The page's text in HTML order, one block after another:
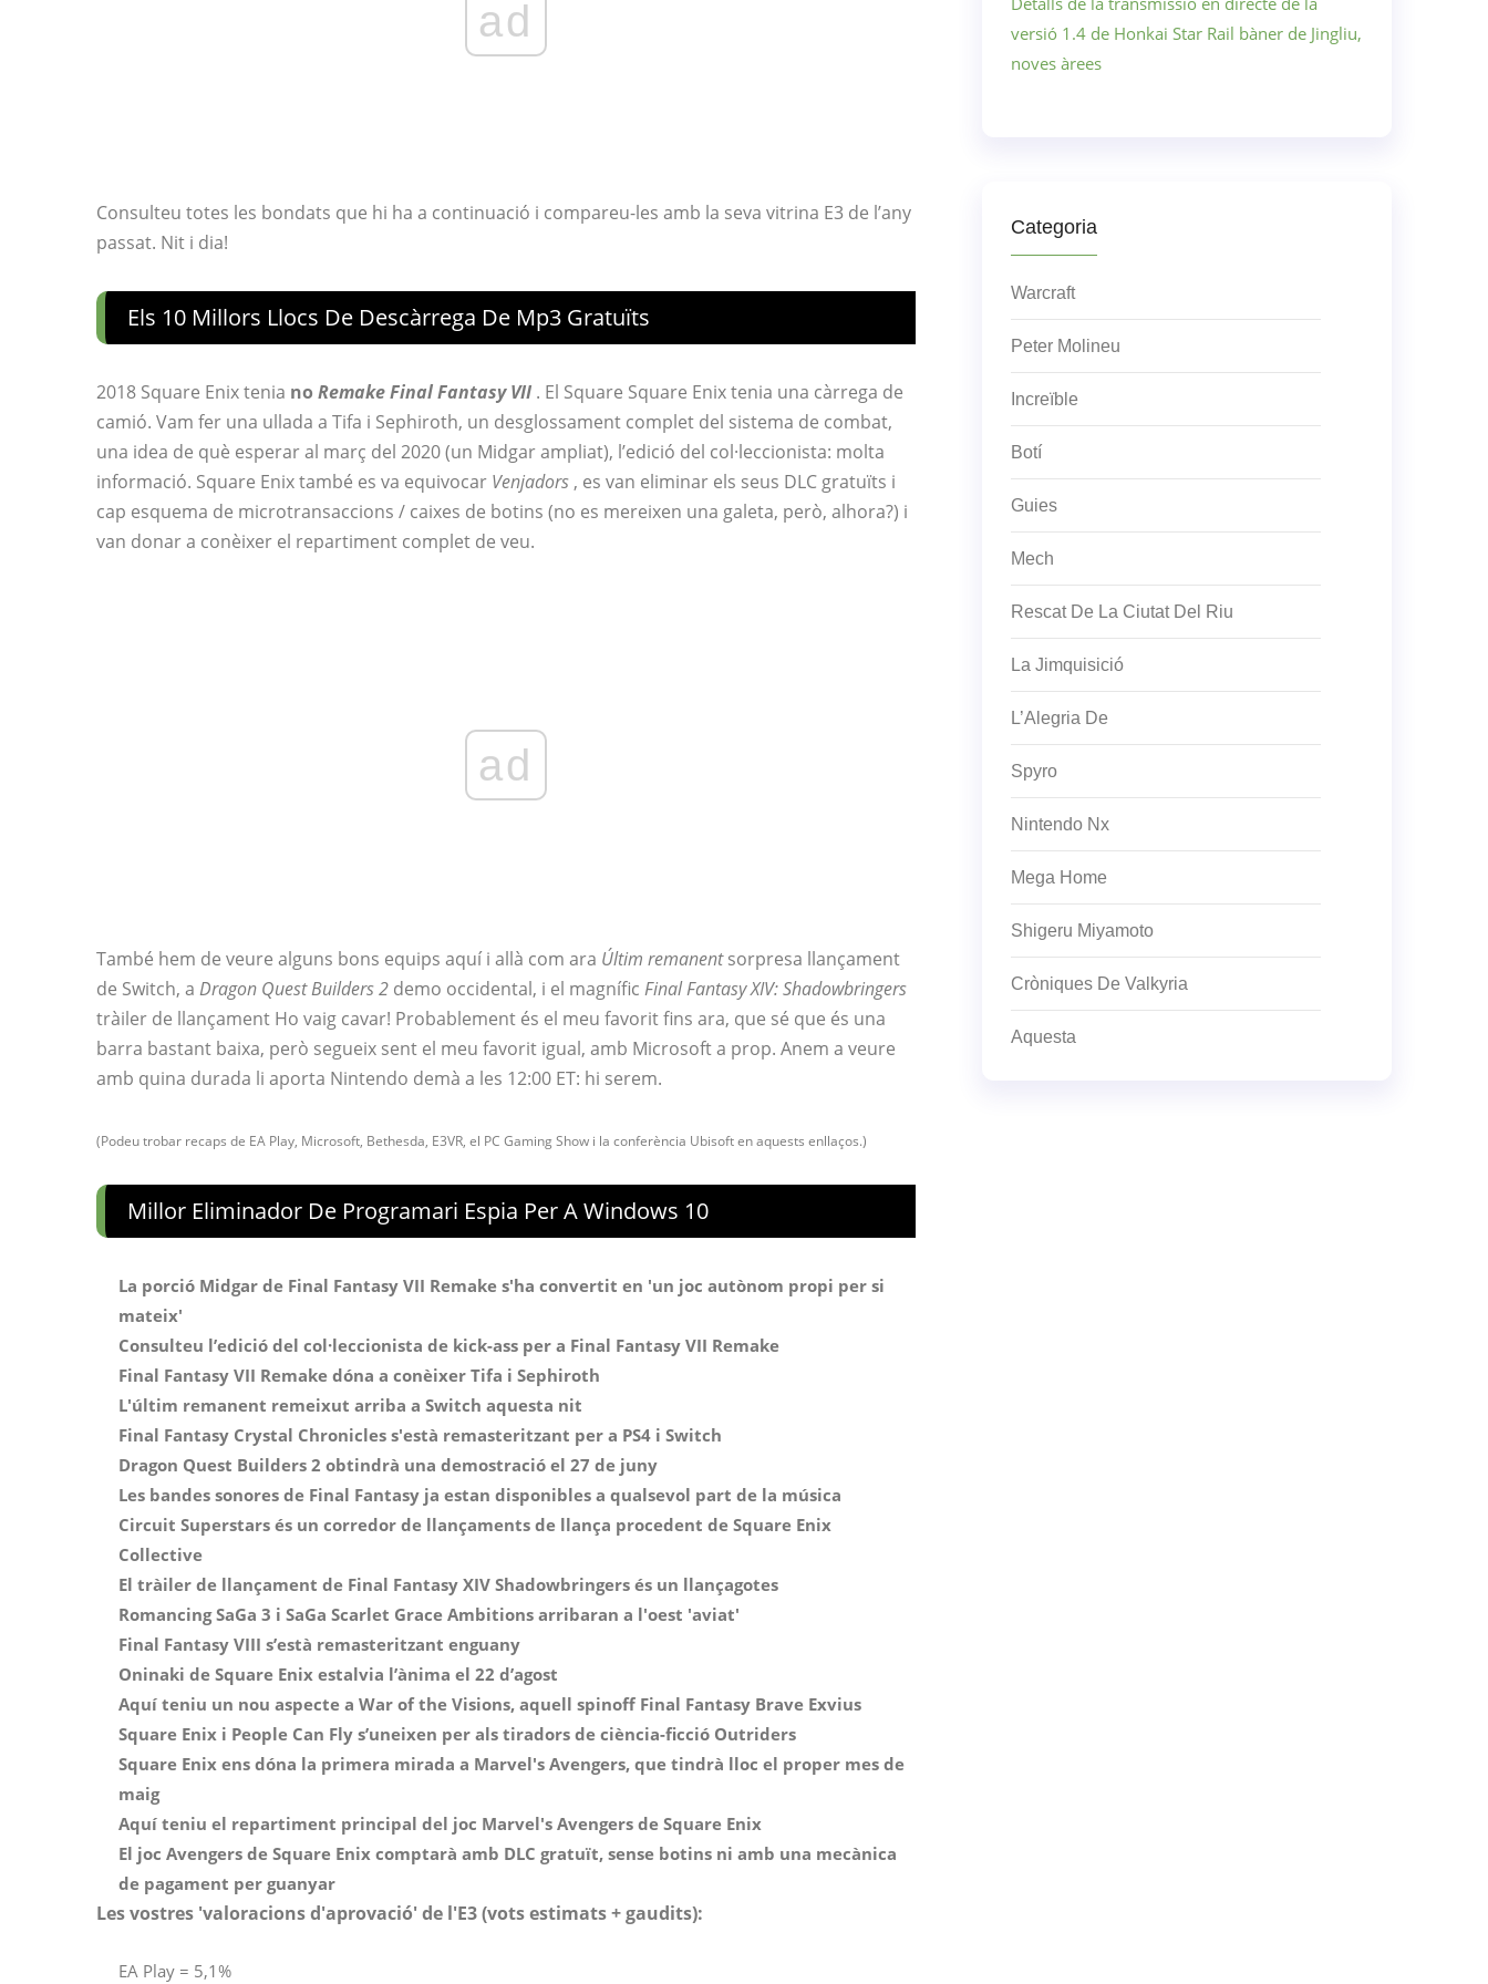
ad
Consulteu totes les bondats que hi ha a continuació i compareu-les amb la seva vitrina E3 de l’any
passat. Nit i dia!
Els 10 Millors Llocs De Descàrrega De Mp3 Gratuïts
2018 Square Enix tenia no Remake Final Fantasy VII . El Square Square Enix tenia una càrrega de
camió. Vam fer una ullada a Tifa i Sephiroth, un desglossament complet del sistema de combat,
una idea de què esperar al març del 2020 (un Midgar ampliat), l’edició del col·leccionista: molta
informació. Square Enix també es va equivocar Venjadors , es van eliminar els seus DLC gratuïts i
cap esquema de microtransaccions / caixes de botins (no es mereixen una galeta, però, alhora?) i
van donar a conèixer el repartiment complet de veu.
ad
També hem de veure alguns bons equips aquí i allà com ara Últim remanentsorpresa llançament
de Switch, a Dragon Quest Builders 2 demo occidental, i el magnífic Final Fantasy XIV: Shadowbringers
tràiler de llançament Ho vaig cavar! Probablement és el meu favorit fins ara, que sé que és una
barra bastant baixa, però segueix sent el meu favorit igual, amb Microsoft a prop. Anem a veure
amb quina durada li aporta Nintendo demà a les 12:00 ET: hi serem.
(Podeu trobar recaps de EA Play, Microsoft, Bethesda, E3VR, el PC Gaming Show i la conferència Ubisoft en aquests enllaços.)
Millor Eliminador De Programari Espia Per A Windows 10
La porció Midgar de Final Fantasy VII Remake s'ha convertit en 'un joc autònom propi per si
mateix'
Consulteu l’edició del col·leccionista de kick-ass per a Final Fantasy VII Remake
Final Fantasy VII Remake dóna a conèixer Tifa i Sephiroth
L'últim remanent remeixut arriba a Switch aquesta nit
Final Fantasy Crystal Chronicles s'està remasteritzant per a PS4 i Switch
Dragon Quest Builders 2 obtindrà una demostració el 27 de juny
Les bandes sonores de Final Fantasy ja estan disponibles a qualsevol part de la música
Circuit Superstars és un corredor de llançaments de llança procedent de Square Enix
Collective
El tràiler de llançament de Final Fantasy XIV Shadowbringers és un llançagotes
Romancing SaGa 3 i SaGa Scarlet Grace Ambitions arribaran a l'oest 'aviat'
Final Fantasy VIII s’està remasteritzant enguany
Oninaki de Square Enix estalvia l’ànima el 22 d’agost
Aquí teniu un nou aspecte a War of the Visions, aquell spinoff Final Fantasy Brave Exvius
Square Enix i People Can Fly s’uneixen per als tiradors de ciència-ficció Outriders
Square Enix ens dóna la primera mirada a Marvel's Avengers, que tindrà lloc el proper mes de
maig
Aquí teniu el repartiment principal del joc Marvel's Avengers de Square Enix
El joc Avengers de Square Enix comptarà amb DLC gratuït, sense botins ni amb una mecànica
de pagament per guanyar
Les vostres 'valoracions d'aprovació' de l'E3 (vots estimats + gaudits):
EA Play = 5,1%
versió 1.4 de Honkai Star Rail bàner de Jingliu,
noves àrees
Categoria
Warcraft
Peter Molineu
Increïble
Botí
Guies
Mech
Rescat De La Ciutat Del Riu
La Jimquisició
L’Alegria De
Spyro
Nintendo Nx
Mega Home
Shigeru Miyamoto
Cròniques De Valkyria
Aquesta